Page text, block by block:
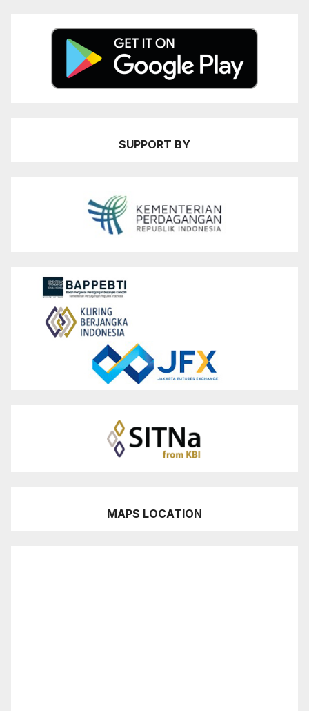
SUPPORT BY
MAPS LOCATION